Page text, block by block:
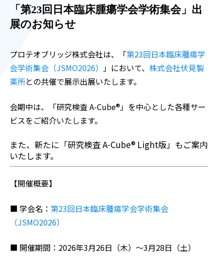
「第23回日本臨床腫瘍学会学術集会」出
展のお知らせ
プロテオブリッジ株式会社は、「第23回日本臨床腫瘍学
会学術集会（JSMO2026） 」において、 株式会社伏見製
薬所との共催で展示出展いたします。
会期中は、「研究検査 A-Cube®」を中心とした各種サー
ビスをご紹介いたします。
また、新たに「研究検査 A-Cube® Light版」もご案内
いたします。
【開催概要】
■ 学会名： 第23回日本臨床腫瘍学会学術集会
（JSMO2026）
■ 開催期間：2026年3月26日（木）～3月28日（土）